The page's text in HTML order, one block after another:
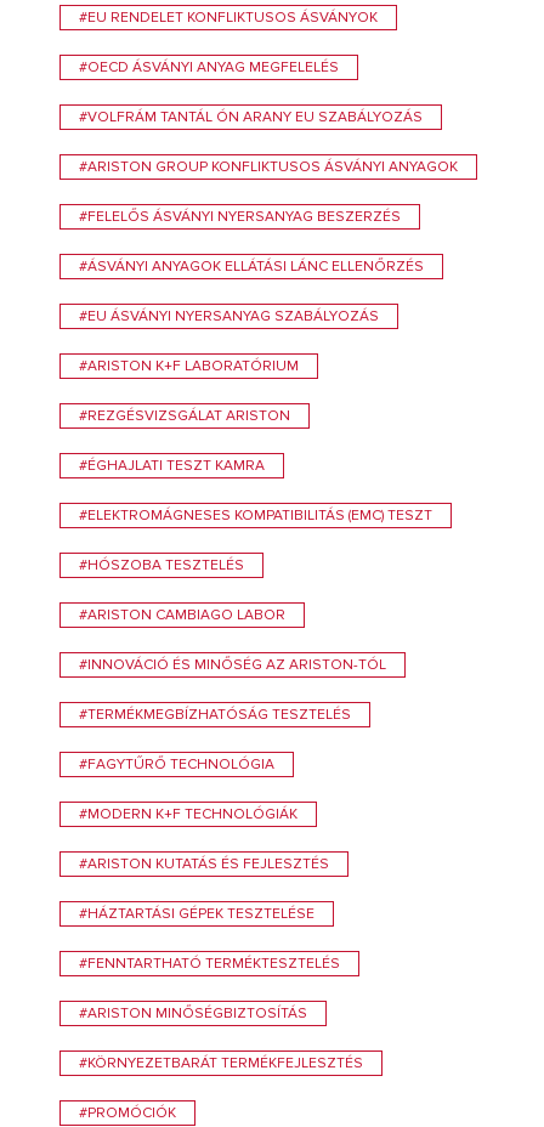
#EU RENDELET KONFLIKTUSOS ÁSVÁNYOK
#OECD ÁSVÁNYI ANYAG MEGFELELÉS
#VOLFRÁM TANTÁL ÓN ARANY EU SZABÁLYOZÁS
#ARISTON GROUP KONFLIKTUSOS ÁSVÁNYI ANYAGOK
#FELELŐS ÁSVÁNYI NYERSANYAG BESZERZÉS
#ÁSVÁNYI ANYAGOK ELLÁTÁSI LÁNC ELLENŐRZÉS
#EU ÁSVÁNYI NYERSANYAG SZABÁLYOZÁS
#ARISTON K+F LABORATÓRIUM
#REZGÉSVIZSGÁLAT ARISTON
#ÉGHAJLATI TESZT KAMRA
#ELEKTROMÁGNESES KOMPATIBILITÁS (EMC) TESZT
#HÓSZOBA TESZTELÉS
#ARISTON CAMBIAGO LABOR
#INNOVÁCIÓ ÉS MINŐSÉG AZ ARISTON-TÓL
#TERMÉKMEGBÍZHATÓSÁG TESZTELÉS
#FAGYTŰRŐ TECHNOLÓGIA
#MODERN K+F TECHNOLÓGIÁK
#ARISTON KUTATÁS ÉS FEJLESZTÉS
#HÁZTARTÁSI GÉPEK TESZTELÉSE
#FENNTARTHATÓ TERMÉKTESZTELÉS
#ARISTON MINŐSÉGBIZTOSÍTÁS
#KÖRNYEZETBARÁT TERMÉKFEJLESZTÉS
#PROMÓCIÓK